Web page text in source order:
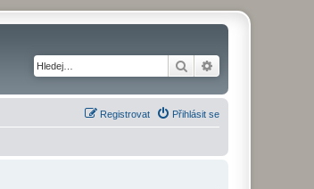
Hledat
Přihlásit se
Registrovat